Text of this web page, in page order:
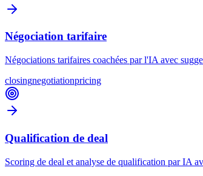
Négociation tarifaire
Négociations tarifaires coachées par l'IA avec
closingnegotiationpricing
Qualification de deal
Scoring de deal et analyse de qualification par IA